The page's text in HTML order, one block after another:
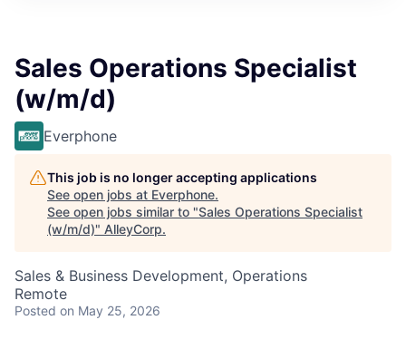
Sales Operations Specialist
(w/m/d)
Everphone
This job is no longer accepting applications
See open jobs at Everphone.
See open jobs similar to "Sales Operations Specialist
(w/m/d)" AlleyCorp.
Sales & Business Development, Operations
Remote
Posted on May 25, 2026